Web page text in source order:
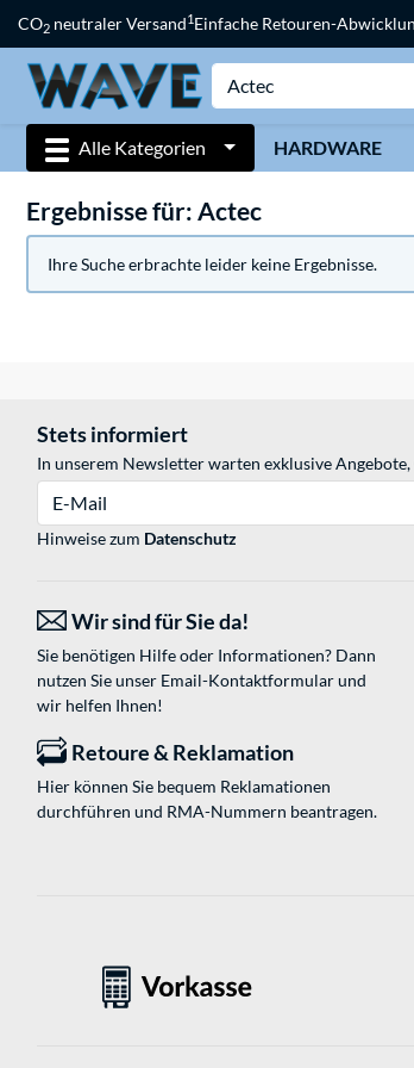
CO2 neutraler Versand1Einfache Retouren-
Alle Kategorien HARDWARE
Ergebnisse für: Actec
Ihre Suche erbrachte leider keine Ergebnisse.
Stets informiert
In unserem Newsletter warten exklusive
Hinweise zum Datenschutz
Wir sind für Sie da!
Sie benötigen Hilfe oder Informationen? Dann
nutzen Sie unser Email-Kontaktformularund
wir helfen Ihnen!
Retoure & Reklamation
Hier können Sie bequem Reklamationen
durchführen und RMA-Nummern beantragen.